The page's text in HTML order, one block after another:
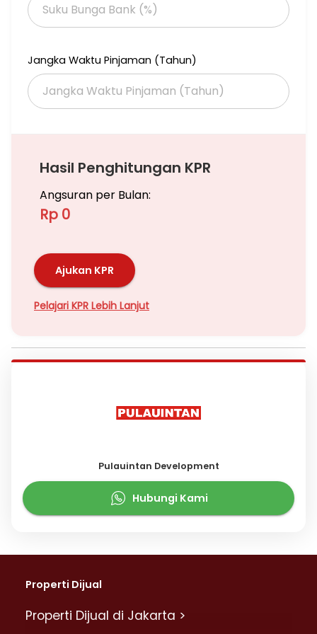
Jangka Waktu Pinjaman (Tahun)
Hasil Penghitungan KPR
Angsuran per Bulan:
Rp 0
Ajukan KPR
Pelajari KPR Lebih Lanjut
Pulauintan Development
Hubungi Kami
Properti Dijual
Properti Dijual di Jakarta >